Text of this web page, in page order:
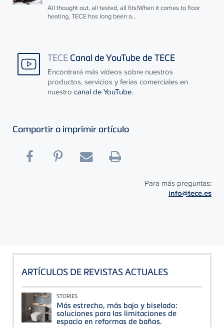
All thought out, all tested, all fits!When it comes to floor
heating,TECE has long been a...
TECE Canal de YouTube de TECE
Encontrará más vídeos sobre nuestros
productos, servicios y ferias comerciales en
nuestro canal de YouTube.
Compartir o imprimir artículo
Para más preguntas:
info@tece.es
ARTÍCULOS DE REVISTAS ACTUALES
STORIES
Más estrecho, más bajo y biselado:
soluciones para las limitaciones de
espacio en reformas de baños.